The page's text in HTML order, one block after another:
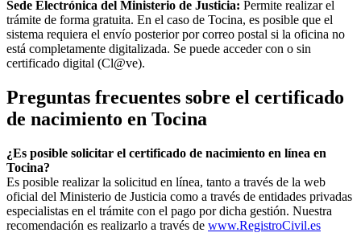
Sede Electrónica del Ministerio de Justicia: Permite realizar el
trámite de forma gratuita. En el caso de Tocina, es posible que el
sistema requiera el envío posterior por correo postal si la oficina no
está completamente digitalizada. Se puede acceder con o sin
certificado digital (Cl@ve).
Preguntas frecuentes sobre el certificado
de nacimiento en Tocina
¿Es posible solicitar el certificado de nacimiento en línea en
Tocina?
Es posible realizar la solicitud en línea, tanto a través de la web
oficial del Ministerio de Justicia como a través de entidades privadas
especialistas en el trámite con el pago por dicha gestión. Nuestra
recomendación es realizarlo a través de www.RegistroCivil.es